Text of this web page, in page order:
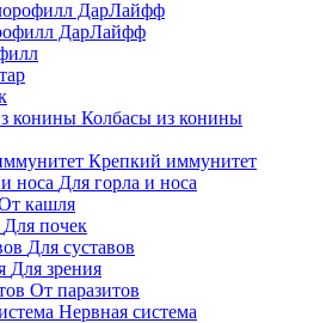
ДарЛайфф
Колбасы из конины
Крепкий иммунитет
Для горла и носа
кашля
Для почек
Для суставов
Для зрения
От паразитов
Нервная система